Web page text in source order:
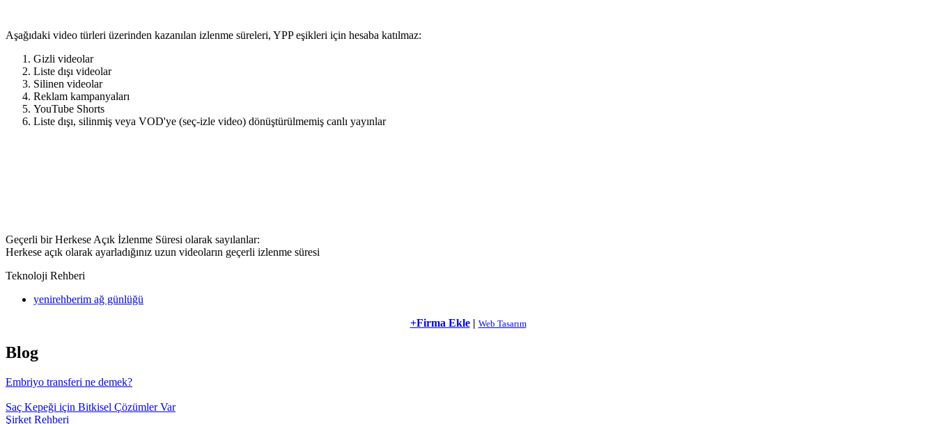
Aşağıdaki video türleri üzerinden kazanılan izlenme süreleri, YPP eşikleri için hesaba katılmaz:
Gizli videolar
Liste dışı videolar
Silinen videolar
Reklam kampanyaları
YouTube Shorts
Liste dışı, silinmiş veya VOD'ye (seç-izle video) dönüştürülmemiş canlı yayınlar
Geçerli bir Herkese Açık İzlenme Süresi olarak sayılanlar:
Herkese açık olarak ayarladığınız uzun videoların geçerli izlenme süresi
Teknoloji Rehberi
yenirehberim ağ günlüğü
+Firma Ekle | Web Tasarım
Blog
Embriyo transferi ne demek?
Saç Kepeği için Bitkisel Çözümler Var
Şirket Rehberi